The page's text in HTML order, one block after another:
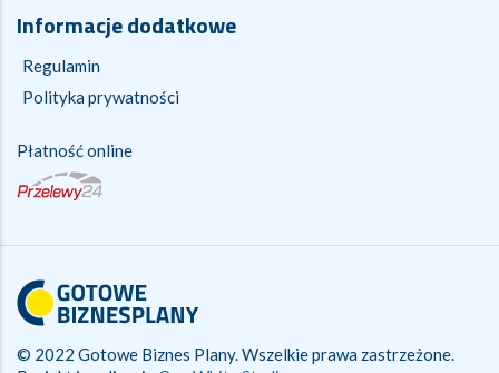
Informacje dodatkowe
Regulamin
Polityka prywatności
Płatność online
© 2022 Gotowe Biznes Plany. Wszelkie prawa zastrzeżone.